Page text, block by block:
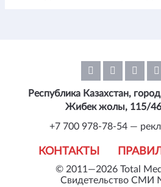
© 2011—2026 Total
Свидетельство
КОНТАКТЫ
Республика Казахстан,
Жибек жолы, 115/
+7 700 978-78-54 —